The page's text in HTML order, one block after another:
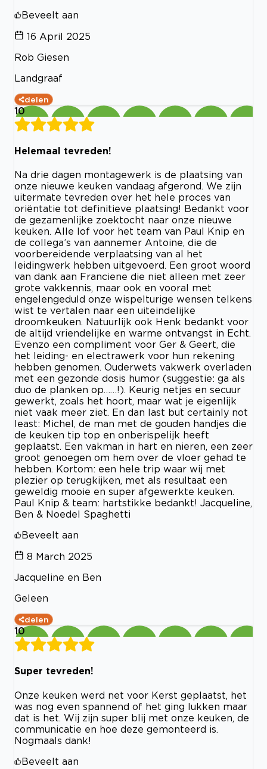
Beveelt aan
16 April 2025
Rob Giesen
Landgraaf
delen
10
Helemaal tevreden!
Na drie dagen montagewerk is de plaatsing van
onze nieuwe keuken vandaag afgerond. We zijn
uitermate tevreden over het hele proces van
oriëntatie tot definitieve plaatsing! Bedankt voor
de gezamenlijke zoektocht naar onze nieuwe
keuken. Alle lof voor het team van Paul Knip en
de collega’s van aannemer Antoine, die de
voorbereidende verplaatsing van al het
leidingwerk hebben uitgevoerd. Een groot woord
van dank aan Franciene die niet alleen met zeer
grote vakkennis, maar ook en vooral met
engelengeduld onze wispelturige wensen telkens
wist te vertalen naar een uiteindelijke
droomkeuken. Natuurlijk ook Henk bedankt voor
de altijd vriendelijke en warme ontvangst in Echt.
Evenzo een compliment voor Ger & Geert, die
het leiding- en electrawerk voor hun rekening
hebben genomen. Ouderwets vakwerk overladen
met een gezonde dosis humor (suggestie: ga als
duo de planken op……!). Keurig netjes en secuur
gewerkt, zoals het hoort, maar wat je eigenlijk
niet vaak meer ziet. En dan last but certainly not
least: Michel, de man met de gouden handjes die
de keuken tip top en onberispelijk heeft
geplaatst. Een vakman in hart en nieren, een zeer
groot genoegen om hem over de vloer gehad te
hebben. Kortom: een hele trip waar wij met
plezier op terugkijken, met als resultaat een
geweldig mooie en super afgewerkte keuken.
Paul Knip & team: hartstikke bedankt! Jacqueline,
Ben & Noedel Spaghetti
Beveelt aan
8 March 2025
Jacqueline en Ben
Geleen
delen
10
Super tevreden!
Onze keuken werd net voor Kerst geplaatst, het
was nog even spannend of het ging lukken maar
dat is het. Wij zijn super blij met onze keuken, de
communicatie en hoe deze gemonteerd is.
Nogmaals dank!
Beveelt aan